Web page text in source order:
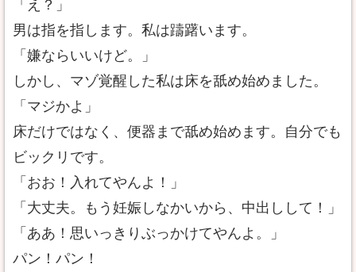
「え？」
男は指を指します。私は躊躇います。
「嫌ならいいけど。」
しかし、マゾ覚醒した私は床を舐め始めました。
「マジかよ」
床だけではなく、便器まで舐め始めます。自分でも
ビックリです。
「おお！入れてやんよ！」
「大丈夫。もう妊娠しなかいから、中出しして！」
「ああ！思いっきりぶっかけてやんよ。」
パン！パン！